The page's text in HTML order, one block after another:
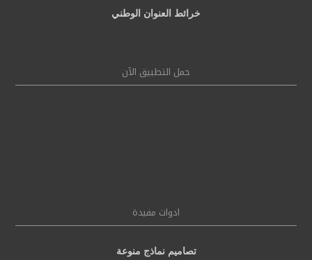
خرائط العنوان الوطني
حمل التطبيق الآن
ادوات مفيدة
تصاميم نماذج منوعة